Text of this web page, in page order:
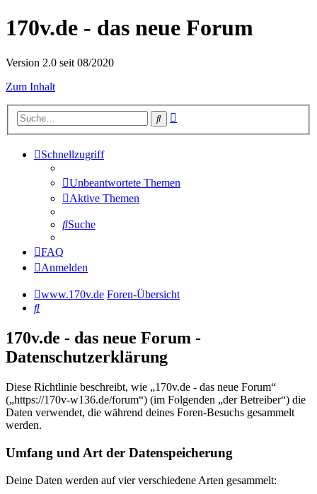
170v.de - das neue Forum
Version 2.0 seit 08/2020
Zum Inhalt
Suche
Schnellzugriff
Unbeantwortete Themen
Aktive Themen
Suche
FAQ
Anmelden
www.170v.de Foren-Übersicht
Suche
170v.de - das neue Forum -
Datenschutzerklärung
Diese Richtlinie beschreibt, wie „170v.de - das neue Forum“
(„https://170v-w136.de/forum“) (im Folgenden „der Betreiber“) die
Daten verwendet, die während deines Foren-Besuchs gesammelt
werden.
Umfang und Art der Datenspeicherung
Deine Daten werden auf vier verschiedene Arten gesammelt: